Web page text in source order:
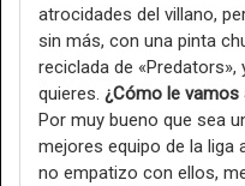
atrocidades del villano,
sin más, con una pinta
reciclada de
quieres. ¿Cómo le
Por muy bueno que sea
mejores equipo de la liga
no empatizo con ellos,